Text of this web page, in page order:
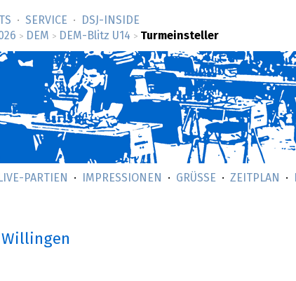
SERVICE
DSJ-­INSIDE
> DEM > DEM-Blitz U14 > Turmeinsteller
LIVE-PARTIEN IMPRESSIONEN GRÜSSE ZEITPLAN